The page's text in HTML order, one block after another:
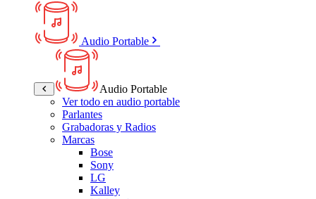
Audio Portable
Audio Portable
Ver todo en audio portable
Parlantes
Grabadoras y Radios
Marcas
Bose
Sony
LG
Kalley